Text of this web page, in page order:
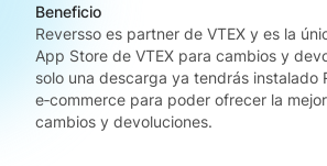
Beneficio
Reversso es partner de VTEX y es la
App Store de VTEX para cambios y
solo una descarga ya tendrás instalado
e‑commerce para poder ofrecer la
cambios y devoluciones.